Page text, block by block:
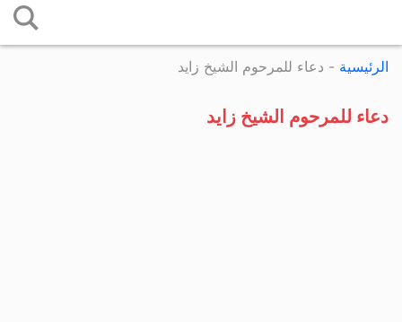
إلى
المحتوى
الرئيسية - دعاء للمرحوم الشيخ زايد
دعاء للمرحوم الشيخ زايد